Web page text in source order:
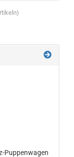
Puppenwagen